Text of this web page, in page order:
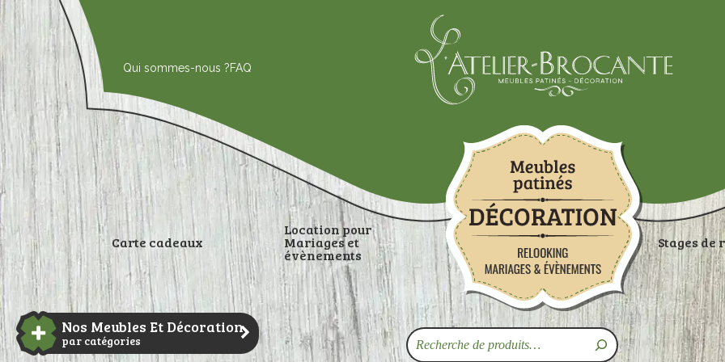
Aller
contenu
Qui sommes-nous ?FAQ
Carte cadeaux
Location pour
Mariages et
évènements
Stages de
Nos Meubles Et Décoration
par catégories DÉCORATION RANGEMENTS TABLES ASSISES
Recherche